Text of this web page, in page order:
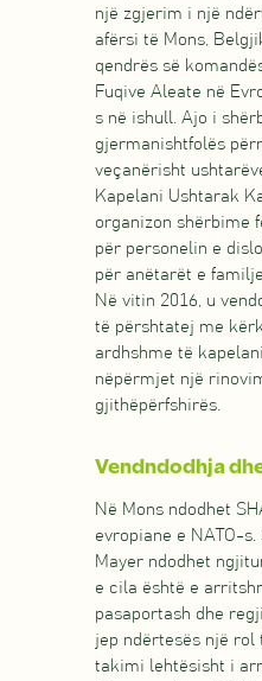
një zgjerim i një
afërsi të Mons,
qendrës së
Fuqive Aleate në
s në ishull. Ajo i
gjermanishtfolës
veçanërisht
Kapelani Ushtarak
organizon shërbime
për personelin e
për anëtarët e
Në vitin 2016, u
të përshtatej me
ardhshme të
nëpërmjet një
gjithëpërfshirës.
Vendndodhja
Në Mons ndodhet
evropiane e NATO-
Mayer ndodhet
e cila është e
pasaportash dhe
jep ndërtesës një rol
takimi lehtësisht i